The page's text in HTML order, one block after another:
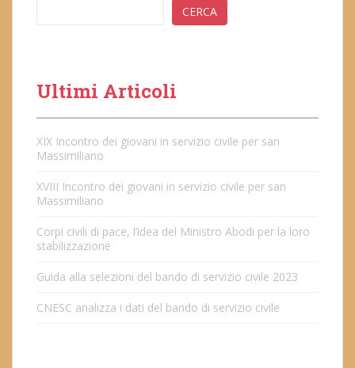
CERCA
Ultimi Articoli
XIX Incontro dei giovani in servizio civile per san
Massimiliano
XVIII Incontro dei giovani in servizio civile per san
Massimiliano
Corpi civili di pace, l’idea del Ministro Abodi per la loro
stabilizzazione
Guida alla selezioni del bando di servizio civile 2023
CNESC analizza i dati del bando di servizio civile